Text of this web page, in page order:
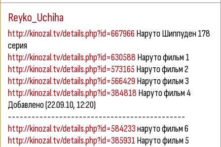
Reyko_Uchiha
http://kinozal.tv/details.php?id=667966Наруто Шиппуден 178
серия
http://kinozal.tv/details.php?id=630588 Наруто фильм 1
http://kinozal.tv/details.php?id=573165Наруто фильм 2
http://kinozal.tv/details.php?id=566429Наруто фильм 3
http://kinozal.tv/details.php?id=384818 Наруто фильм 4
Добавлено(22.09.10, 12:20)
---------------------------------------------
http://kinozal.tv/details.php?id=584233наруто фильм 6
http://kinozal.tv/details.php?id=385931 Наруто фильм 5